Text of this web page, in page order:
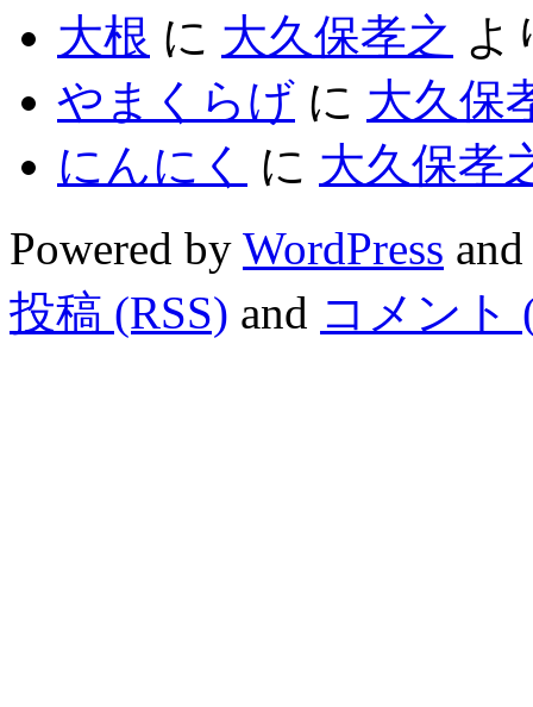
大根 に 大久保孝之 よ
やまくらげ に 大久保
にんにく
に 大久保孝
Powered by WordPress
投稿 (RSS) and コメント